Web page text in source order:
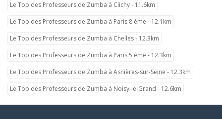
Le Top des Professeurs de Zumba à Clichy - 11.6km
Le Top des Professeurs de Zumba à Paris 8 ème - 12.1km
Le Top des Professeurs de Zumba à Chelles - 12.3km
Le Top des Professeurs de Zumba à Paris 5 ème - 12.3km
Le Top des Professeurs de Zumba à Asnières-sur-Seine - 12.3km
Le Top des Professeurs de Zumba à Noisy-le-Grand - 12.6km